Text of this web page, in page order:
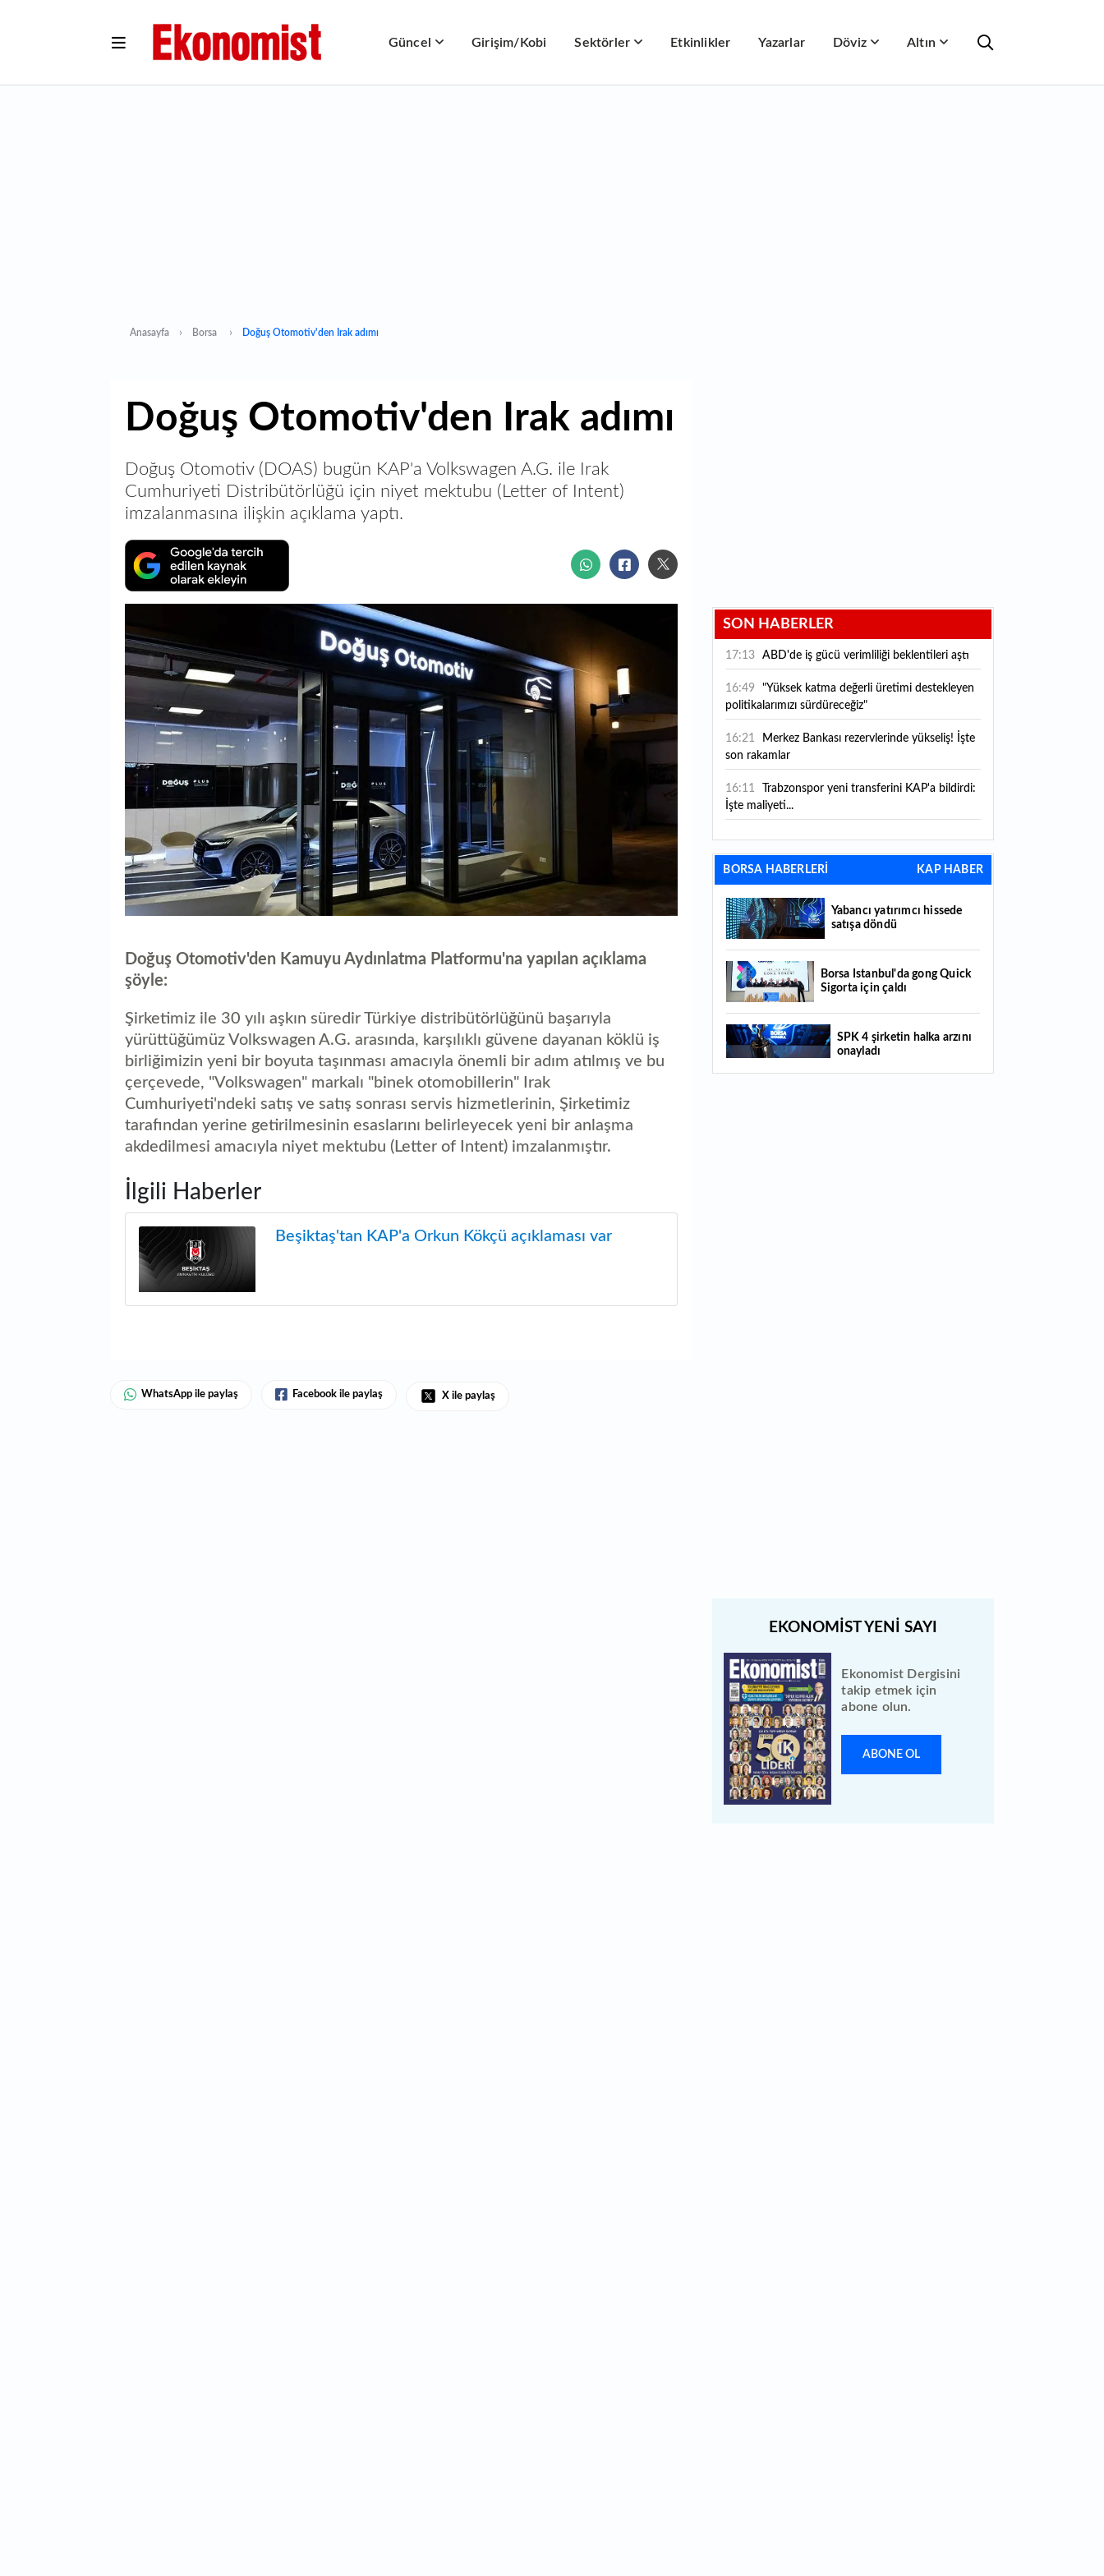
Güncel Girişim/Kobi Sektörler Etkinlikler Yazarlar Döviz Altın
Anasayfa Borsa Doğuş Otomotiv'den Irak adımı
Doğuş Otomotiv'den Irak adımı
Doğuş Otomotiv (DOAS) bugün KAP'a Volkswagen A.G. ile Irak
Cumhuriyeti Distribütörlüğü için niyet mektubu (Letter of Intent)
imzalanmasına ilişkin açıklama yaptı.
Doğuş Otomotiv'den Kamuyu Aydınlatma Platformu'na yapılan açıklama
şöyle:
Şirketimiz ile 30 yılı aşkın süredir Türkiye distribütörlüğünü başarıyla
yürüttüğümüz Volkswagen A.G. arasında, karşılıklı güvene dayanan köklü iş
birliğimizin yeni bir boyuta taşınması amacıyla önemli bir adım atılmış ve bu
çerçevede, "Volkswagen" markalı "binek otomobillerin" Irak
Cumhuriyeti'ndeki satış ve satış sonrası servis hizmetlerinin, Şirketimiz
tarafından yerine getirilmesinin esaslarını belirleyecek yeni bir anlaşma
akdedilmesi amacıyla niyet mektubu (Letter of Intent) imzalanmıştır.
İlgili Haberler
Beşiktaş'tan KAP'a Orkun Kökçü açıklaması var
WhatsApp ile paylaş Facebook ile paylaş X ile paylaş
SON HABERLER
17:13 ABD'de iş gücü verimliliği beklentileri aştı
16:49
"Yüksek katma değerli üretimi destekleyen
politikalarımızı sürdüreceğiz"
16:21
son rakamlar
16:11
İşte maliyeti...
16:09 TMO 2026-2027 fındık alım fiyatlarını
açıkladı!
geriledi
15:07 Yabancı yatırımcı hissede satışa döndü
14:39
liraya geriledi
14:29 Türkiye'de her 4 kişiden 3'ü internet
bankacılığı kullanıyor
14:26 Türkiye'nin 2026 dijital karnesi: En çok
BORSA HABERLERİ KAP HABER
Yabancı yatırımcı hissede
satışa döndü
Borsa İstanbul'da gong Quick
Sigorta için çaldı
SPK 4 şirketin halka arzını
onayladı
Ekonomist Dergisini
takip etmek için
abone olun.
ABONE OL